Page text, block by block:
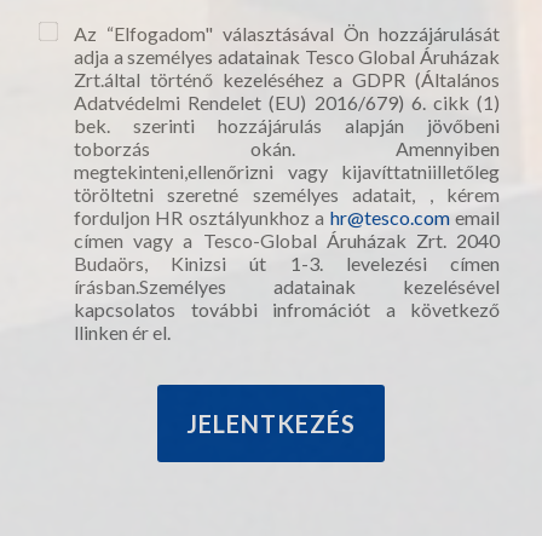
Az “Elfogadom" választásával Ön hozzájárulását
adja a személyes adatainak Tesco Global Áruházak
Zrt.által történő kezeléséhez a GDPR (Általános
Adatvédelmi Rendelet (EU) 2016/679) 6. cikk (1)
bek. szerinti hozzájárulás alapján jövőbeni
toborzás okán. Amennyiben
megtekinteni,ellenőrizni vagy kijavíttatniilletőleg
töröltetni szeretné személyes adatait, , kérem
forduljon HR osztályunkhoz a hr@tesco.comemail
címen vagy a Tesco-Global Áruházak Zrt. 2040
Budaörs, Kinizsi út 1-3. levelezési címen
írásban.Személyes adatainak kezelésével
kapcsolatos további infromációt a következő
llinken ér el.